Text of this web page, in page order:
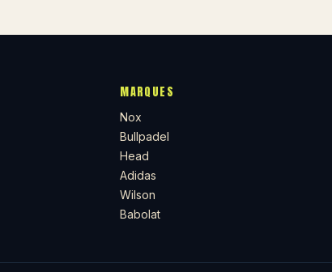
MARQUES
Nox
Bullpadel
Head
Adidas
Wilson
Babolat